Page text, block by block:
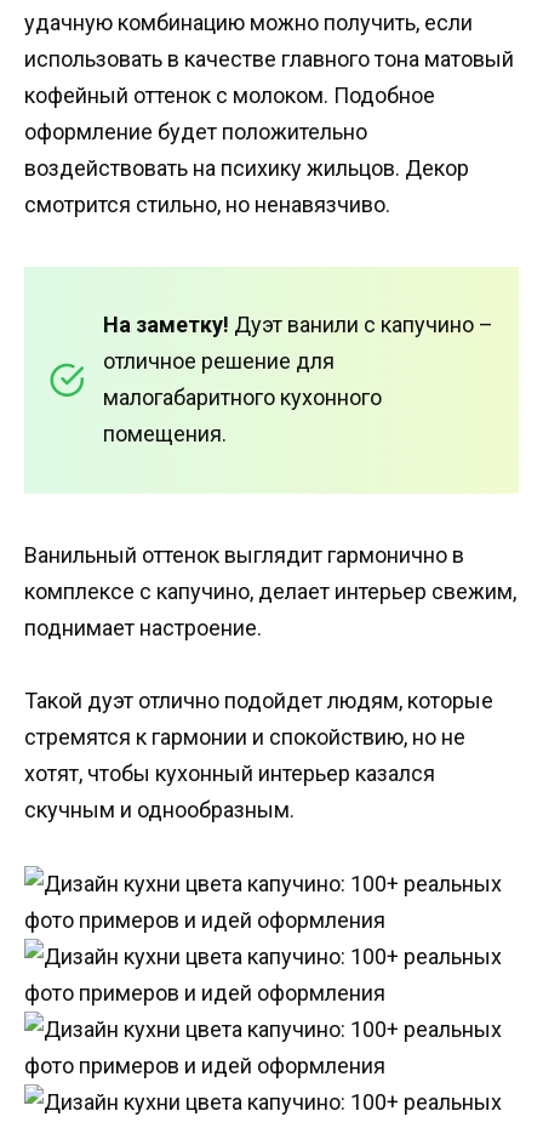
удачную комбинацию можно получить, если
использовать в качестве главного тона матовый
кофейный оттенок с молоком. Подобное
оформление будет положительно
воздействовать на психику жильцов. Декор
смотрится стильно, но ненавязчиво.
На заметку! Дуэт ванили с капучино –
отличное решение для
малогабаритного кухонного
помещения.
Ванильный оттенок выглядит гармонично в
комплексе с капучино, делает интерьер свежим,
поднимает настроение.
Такой дуэт отлично подойдет людям, которые
стремятся к гармонии и спокойствию, но не
хотят, чтобы кухонный интерьер казался
скучным и однообразным.